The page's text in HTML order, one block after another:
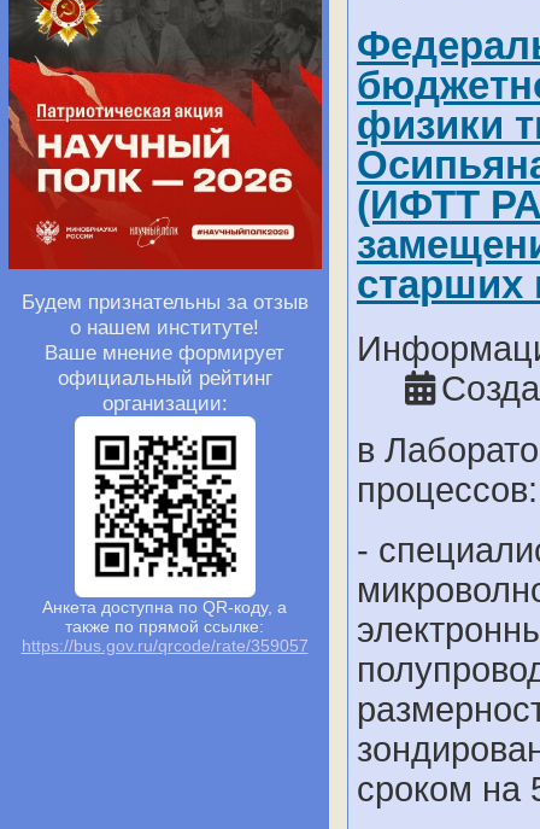
Будем признательны за отзыв
о нашем институте!
Ваше мнение формирует
официальный рейтинг
организации:
Анкета доступна по QR-коду, а
также по прямой ссылке:
https://bus.gov.ru/qrcode/rate/359057
физики
(ИФТТ
старших
в
процессов:
-
сроком на